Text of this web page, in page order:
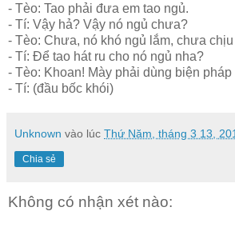
- Tèo: Tao phải đưa em tao ngủ.
- Tí: Vậy hả? Vậy nó ngủ chưa?
- Tèo: Chưa, nó khó ngủ lắm, chưa chịu
- Tí: Để tao hát ru cho nó ngủ nha?
- Tèo: Khoan! Mày phải dùng biện
- Tí: (đầu bốc khói)
Unknown vào lúc Thứ Năm, tháng 3 13,
Chia sẻ
Không có nhận xét nào: